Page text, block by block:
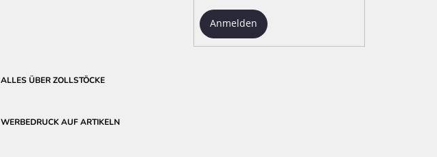
Anmelden
ALLES ÜBER ZOLLSTÖCKE
WERBEDRUCK AUF ARTIKELN